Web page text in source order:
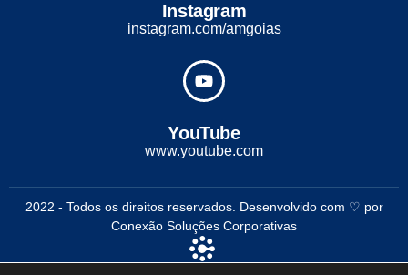
Instagram
instagram.com/amgoias
YouTube
www.youtube.com
2022 - Todos os direitos reservados. Desenvolvido com ♡ por
Conexão Soluções Corporativas